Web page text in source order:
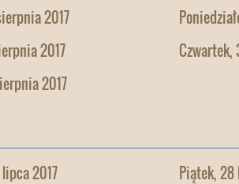
2017
2017
Czwartek,
2017
2017
Piątek, 28